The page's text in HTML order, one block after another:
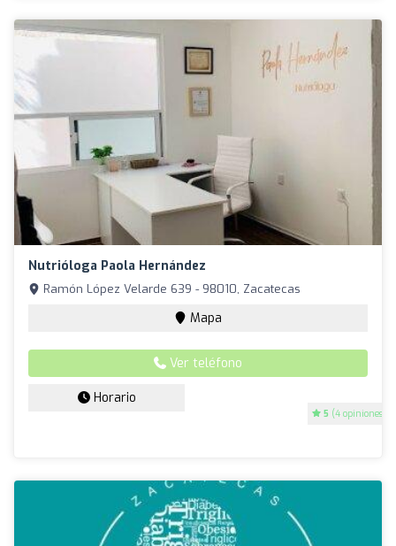
Nutrióloga Paola Hernández
5 (4 opiniones)
Ramón López Velarde 639 - 98010, Zacatecas
Mapa
Ver teléfono
Horario